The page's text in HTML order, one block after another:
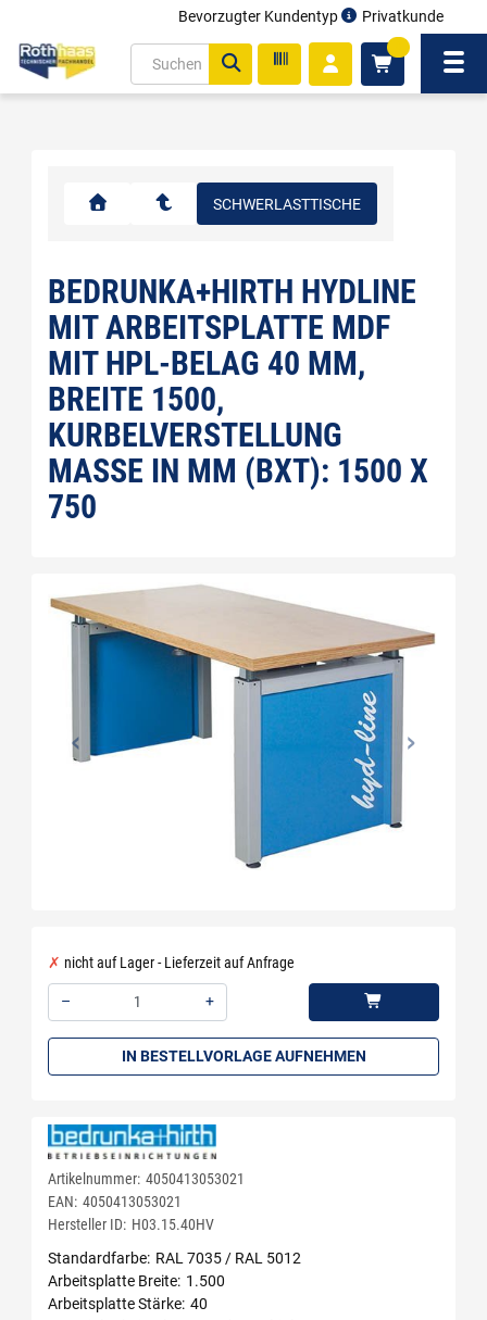
Bevorzugter Kundentyp Privatkunde
SCHWERLASTTISCHE
BEDRUNKA+HIRTH HYDLINE
MIT ARBEITSPLATTE MDF
MIT HPL-BELAG 40 MM,
BREITE 1500,
KURBELVERSTELLUNG
MASSE IN MM (BXT): 1500 X 7
50
nicht auf Lager - Lieferzeit auf Anfrage
–
+
IN BESTELLVORLAGE AUFNEHMEN
Artikelnummer: 4050413053021
EAN: 4050413053021
Hersteller ID: H03.15.40HV
Standardfarbe RAL 7035 / RAL 5012
Arbeitsplatte Breite 1.500
Arbeitsplatte Stärke 40